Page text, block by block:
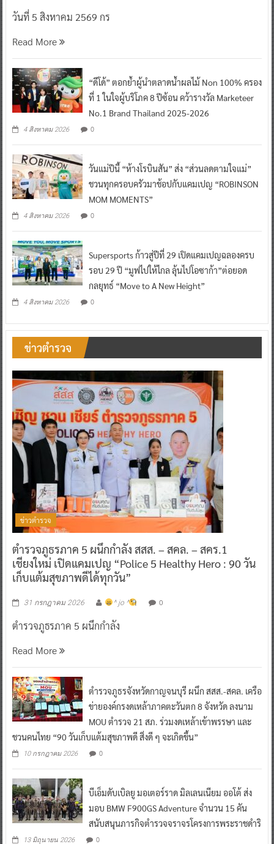
วันที่ 5 สิงหาคม 2569 กร
Read More
“ดีโด้” ตอกย้ำผู้นำตลาดน้ำผลไม้ Non 100% ครอง
ที่ 1 ในใจผู้บริโภค 8 ปีซ้อน คว้ารางวัล Marketeer
No.1 Brand Thailand 2025-2026
4 สิงหาคม 2026 0
วันแม่ปีนี้ “ห้างโรบินสัน” ส่ง “ส่วนลดตามใจแม่”
ชวนทุกครอบครัวมาช้อปกับแคมเปญ “ROBINSON
MOM MOMENTS”
4 สิงหาคม 2026 0
Supersports ก้าวสู่ปีที่ 29 เปิดแคมเปญฉลองครบ
รอบ 29 ปี “มูฟไปให้ไกล ลุ้นไปโอซาก้า”ต่อยอด
กลยุทธ์ “Move to A New Height”
4 สิงหาคม 2026 0
ข่าวตำรวจ
ข่าวตำรวจ
ตำรวจภูธรภาค 5 ผนึกกำลัง สสส. – สคล. – สคร.1
เชียงใหม่ เปิดแคมเปญ “Police 5 Healthy Hero : 90 วัน
เก็บแต้มสุขภาพดีได้ทุกวัน”
31 กรกฎาคม 2026 ^ jo ^ 0
ตำรวจภูธรภาค 5 ผนึกกำลัง
Read More
ตำรวจภูธรจังหวัดกาญจนบุรี ผนึก สสส.-สคล. เครือ
ข่ายองค์กรงดเหล้าภาคตะวันตก 8 จังหวัด ลงนาม
MOU ตำรวจ 21 สภ. ร่วมงดเหล้าเข้าพรรษา และ
ชวนคนไทย “90 วันเก็บแต้มสุขภาพดี สิ่งดี ๆ จะเกิดขึ้น”
10 กรกฎาคม 2026 0
บีเอ็มดับเบิลยู มอเตอร์ราด มิลเลนเนียม ออโต้ ส่ง
มอบ BMW F900GS Adventure จำนวน 15 คัน
สนับสนุนภารกิจตำรวจจราจรโครงการพระราชดำริ
13 มิถุนายน 2026 0